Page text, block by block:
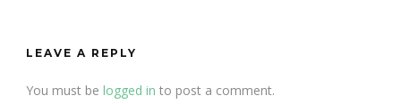
LEAVE A REPLY
You must be logged in to post a comment.